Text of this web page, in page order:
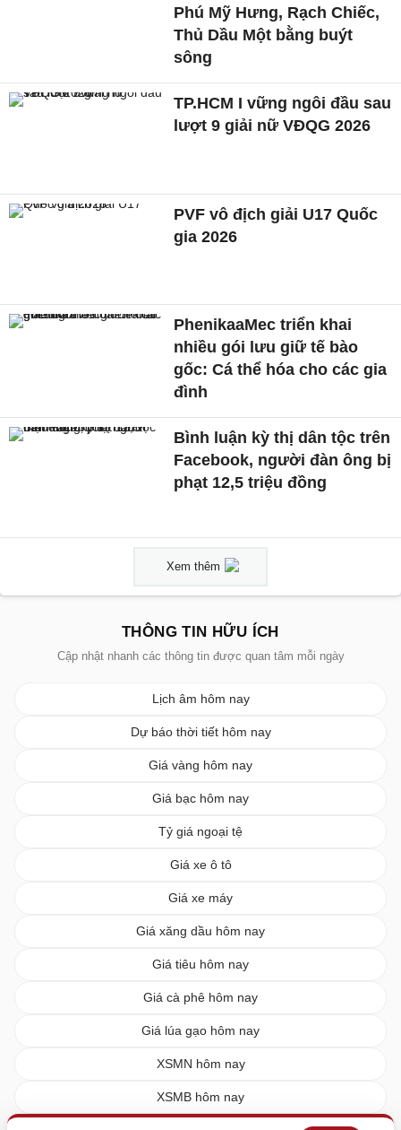
Phú Mỹ Hưng, Rạch Chiếc,
Thủ Dầu Một bằng buýt
sông
TP.HCM I vững ngôi đầu sau
lượt 9 giải nữ VĐQG 2026
PVF vô địch giải U17 Quốc
gia 2026
PhenikaaMec triển khai
nhiều gói lưu giữ tế bào
gốc: Cá thể hóa cho các gia
đình
Bình luận kỳ thị dân tộc trên
Facebook, người đàn ông bị
phạt 12,5 triệu đồng
Xem thêm
THÔNG TIN HỮU ÍCH
Cập nhật nhanh các thông tin được quan tâm mỗi ngày
Lịch âm hôm nay
Dự báo thời tiết hôm nay
Giá vàng hôm nay
Giá bạc hôm nay
Tỷ giá ngoại tệ
Giá xe ô tô
Giá xe máy
Giá xăng dầu hôm nay
Giá tiêu hôm nay
Giá cà phê hôm nay
Giá lúa gạo hôm nay
XSMN hôm nay
XSMB hôm nay